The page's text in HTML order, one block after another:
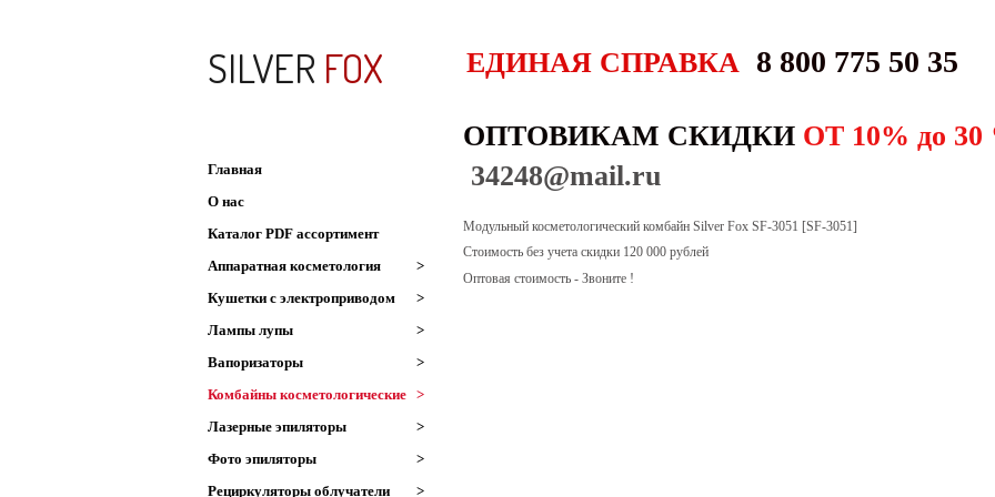
SILVER FOX
Главная
О нас
Каталог PDF ассортимент
>
Аппаратная косметология
>
Кушетки с электроприводом
>
Лампы лупы
>
Вапоризаторы
>
Комбайны косметологические
>
Лазерные эпиляторы
>
Фото эпиляторы
>
Рециркуляторы облучатели
ЕДИНАЯ СПРАВКА 8 800 775 50 35
ОПТОВИКАМ СКИДКИ ОТ 10% до
34248@mail.ru
Модульный косметологический комбайн Silver Fox SF-3051 [SF-3051]
Стоимость без учета скидки 120 000 рублей
Оптовая стоимость - Звоните !